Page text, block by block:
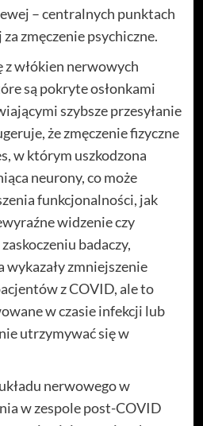
– centralnych punktach
zmęczenie psychiczne.
z włókien nerwowych
są pokryte osłonkami
szybsze przesyłanie
że zmęczenie fizyczne
w którym uszkodzona
neurony, co może
funkcjonalności, jak
widzenie czy
badaczy,
wykazały zmniejszenie
z COVID, ale to
w czasie infekcji lub
utrzymywać się w
nerwowego w
w zespole post-COVID